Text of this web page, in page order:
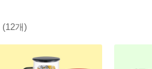
(12개)